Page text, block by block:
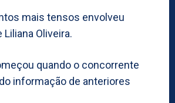
mais tensos envolveu
Oliveira.
quando o concorrente
informação de anteriores